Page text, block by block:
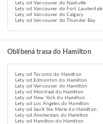
Lety od Vancouver do Nashville
Lety od Vancouver do Fort Lauderdale
Lety od Vancouver do Calgary
Lety od Vancouver do Thunder Bay
Oblíbená trasa do Hamilton
Lety od Toronto do Hamilton
Lety od Edmonton do Hamilton
Lety od Vancouver do Hamilton
Lety od Montreal do Hamilton
Lety od New York do Hamilton
Lety od Los Angeles do Hamilton
Lety od Sault Ste Marie do Hamilton
Lety od Amsterdam do Hamilton
Lety od Hamilton do Hamilton